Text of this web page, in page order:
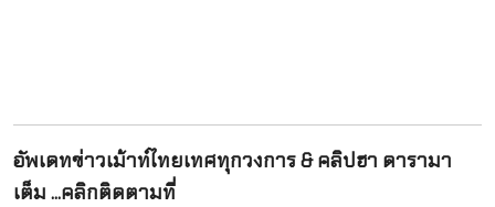
อัพเดทข่าวเม้าท์ไทยเทศทุกวงการ & คลิปฮา ดารามา
เต็ม ...คลิกติดตามที่